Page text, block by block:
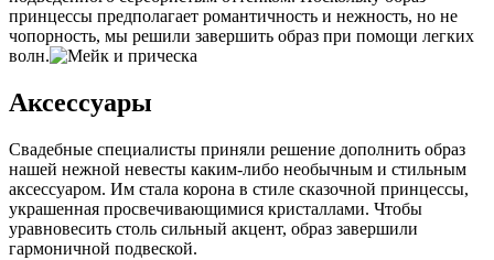
принцессы предполагает романтичность и нежность, но не
чопорность, мы решили завершить образ при помощи легких
волн.
Аксессуары
Свадебные специалисты приняли решение дополнить образ
нашей нежной невесты каким-либо необычным и стильным
аксессуаром. Им стала корона в стиле сказочной принцессы,
украшенная просвечивающимися кристаллами. Чтобы
уравновесить столь сильный акцент, образ завершили
гармоничной подвеской.